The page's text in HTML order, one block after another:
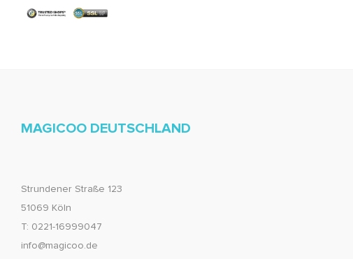
MAGICOO DEUTSCHLAND
Strundener Straße 123
51069 Köln
T: 0221-16999047
info@magicoo.de